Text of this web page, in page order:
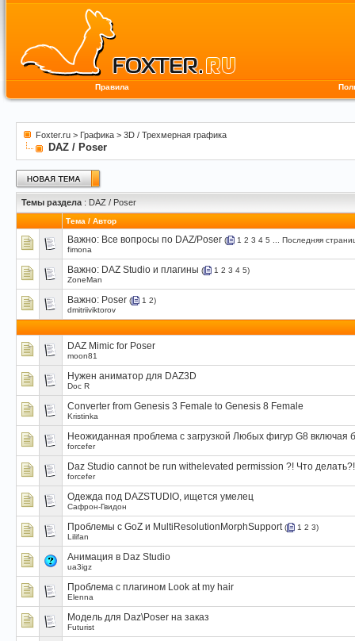
Правила
Foxter.ru > Графика > 3D / Трехмерная графика
DAZ / Poser
Темы раздела : DAZ / Poser
Тема / Автор
Важно: Все вопросы по DAZ/Poser ( 1 2 3 4 5
Последняя
fimona
Важно: DAZ Studio и плагины ( 1 2 3 4 5)
ZoneMan
Важно: Poser ( 1 2)
dmitriiviktorov
DAZ Mimic for Poser
moon81
Нужен аниматор для DAZ3D
Doc R
Converter from Genesis 3 Female to Genesis 8 Female
Kristinka
Неожиданная проблема с загрузкой Любых фигур G8 включая
forcefer
Daz Studio cannot be run withelevated permission ?! Что делать?!
forcefer
Одежда под DAZSTUDIO, ищется умелец
Сафрон-Гвидон
Проблемы с GoZ и MultiResolutionMorphSupport ( 1 2 3)
Lilifan
Анимация в Daz Studio
ua3igz
Проблема с плагином Look at my hair
Elenna
Модель для Daz\Poser на заказ
Futurist